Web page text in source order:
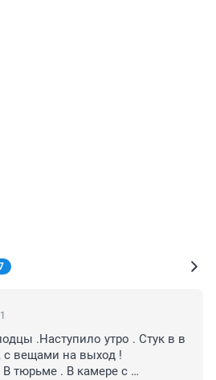
.Наступило утро . Стук в в
с вещами на выход !
В тюрьме . В камере с